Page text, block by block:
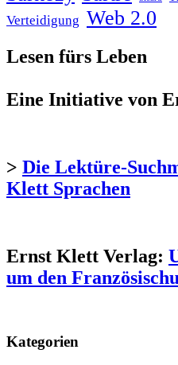
Verteidigung Web 2.0
Lesen fürs Leben
Eine Initiative von
> Die Lektüre-
Klett Sprachen
Ernst Klett Verlag:
um den
Kategorien